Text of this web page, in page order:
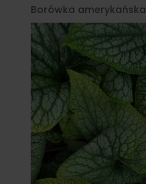
Borówka amerykańska